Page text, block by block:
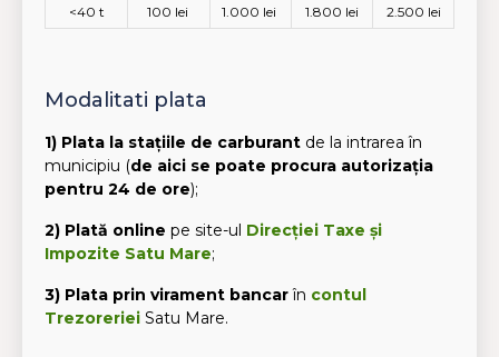
<40 t 100 lei 1.000 lei 1.800 lei 2.500 lei
Modalitati plata
1) Plata la stațiile de carburant de la intrarea în
municipiu (de aici se poate procura autorizația
pentru 24 de ore);
2) Plată online pe site-ul Direcției Taxe și
Impozite Satu Mare;
3) Plata prin virament bancarîn contul
Trezoreriei Satu Mare.